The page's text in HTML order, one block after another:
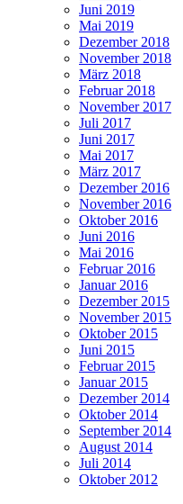
Juni 2019
Mai 2019
Dezember 2018
November 2018
März 2018
Februar 2018
November 2017
Juli 2017
Juni 2017
Mai 2017
März 2017
Dezember 2016
November 2016
Oktober 2016
Juni 2016
Mai 2016
Februar 2016
Januar 2016
Dezember 2015
November 2015
Oktober 2015
Juni 2015
Februar 2015
Januar 2015
Dezember 2014
Oktober 2014
September 2014
August 2014
Juli 2014
Oktober 2012